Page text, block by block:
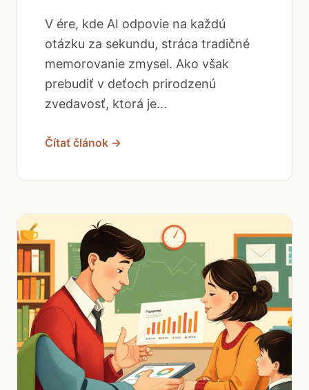
V ére, kde AI odpovie na každú
otázku za sekundu, stráca tradičné
memorovanie zmysel. Ako však
prebudiť v deťoch prirodzenú
zvedavosť, ktorá je...
Čítať článok →